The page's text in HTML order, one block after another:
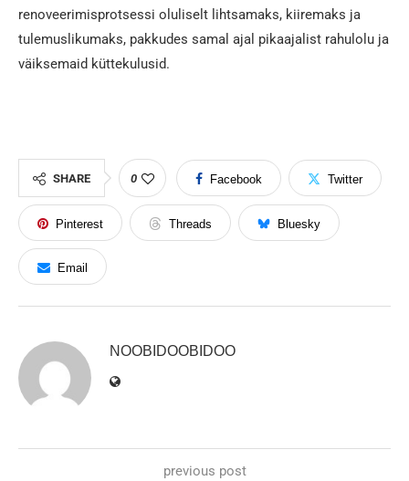
renoveerimisprotsessi oluliselt lihtsamaks, kiiremaks ja
tulemuslikumaks, pakkudes samal ajal pikaajalist rahulolu ja
väiksemaid küttekulusid.
SHARE 0 Facebook Twitter
Pinterest Threads Bluesky
Email
NOOBIDOOBIDOO
previous post